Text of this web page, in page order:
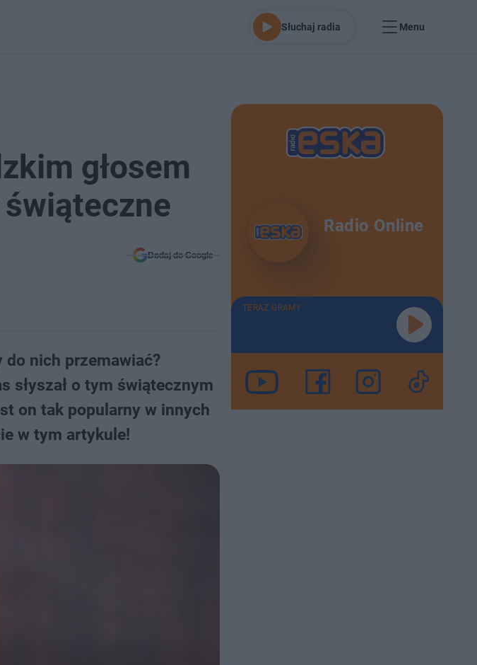
Słuchaj radia Menu
głosem
Dodaj do Google
do nich przemawiać?
słyszał o tym świątecznym
on tak popularny w innych
w tym artykule!
Radio Online
TERAZ GRAMY